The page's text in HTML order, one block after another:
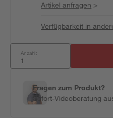
Artikel anfragen >
Verfügbarkeit in
Anzahl:
Fragen zum Produkt?
Sofort-Videoberatung